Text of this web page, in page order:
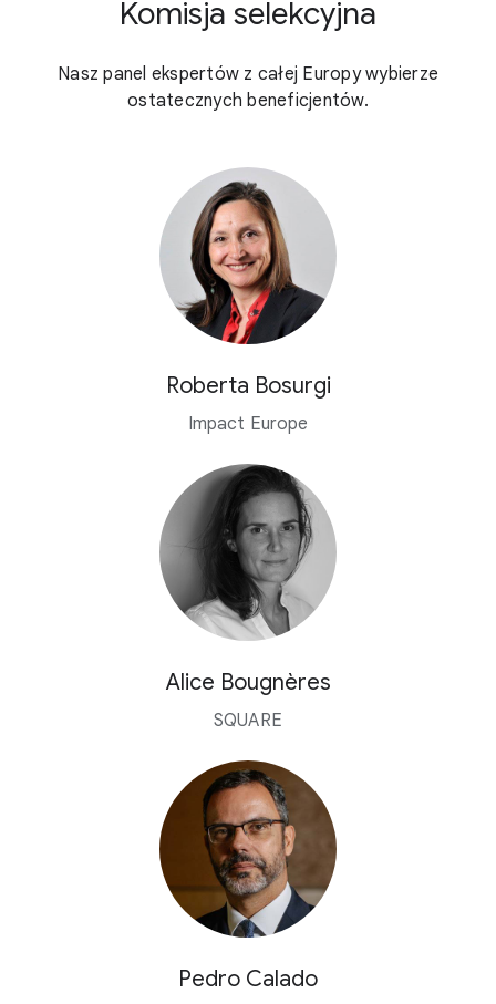
Komisja selekcyjna
Nasz panel ekspertów z całej Europy wybierze
ostatecznych beneficjentów.
Roberta Bosurgi
Impact Europe
Alice Bougnères
SQUARE
Pedro Calado